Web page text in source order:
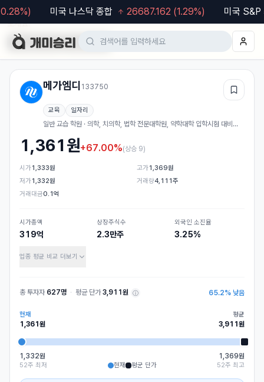
모바일 웹도 이용 가능합니다. 차트·알림 등 더 편한 기능은앱에서 이용해
보세요.
Google Play App Store
%) 미국 나스닥 종합 26687.162(1.29%) 미국 S&P
메가엠디 133750
관심
교육 일자리
일반 교습 학원 · 의학, 치의학, 법학 전문대학원, 약학대학 입학시험 대비
1,361원+67.00%(상승 9)
시가1,333원 고가1,369원
저가1,332원 거래량4,111주
거래대금0.1억
시가총액
319억
상장주식수
2.3만주
외국인 소진율
3.25%
업종 평균 비교 더보기
총 투자자 627명 · 평균 단가3,911원 ⓘ 65.2% 낮음
현재
1,361 원
평균
3,911 원
1,332원
52주 최저 현재 평균 단가
1,369원
52주 최고